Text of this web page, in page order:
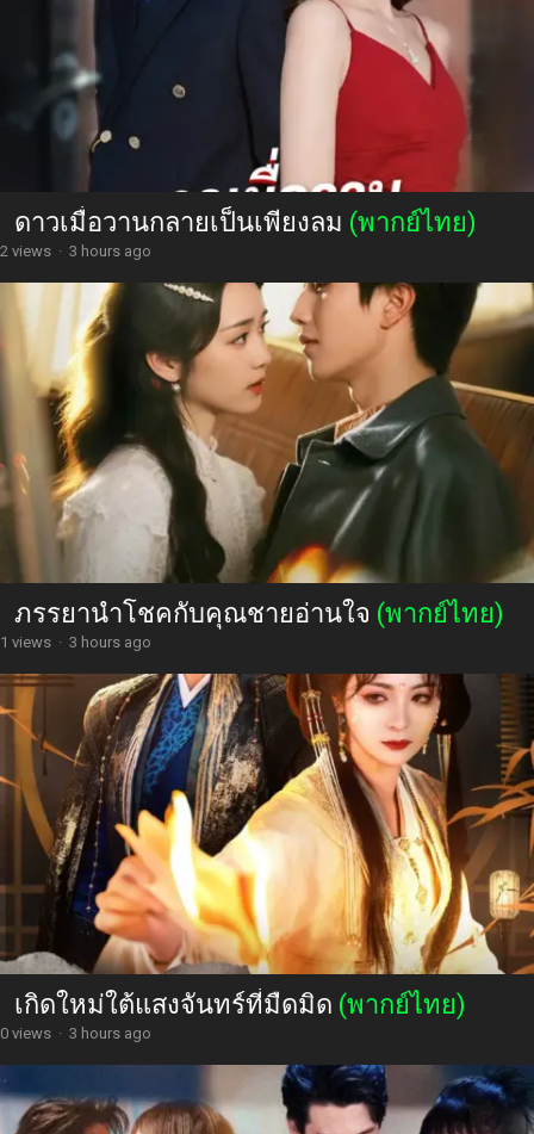
ดาวเมื่อวานกลายเป็นเพียงลม (พากย์ไทย)
2 views · 3 hours ago
ภรรยานำโชคกับคุณชายอ่านใจ (พากย์ไทย)
1 views · 3 hours ago
เกิดใหม่ใต้แสงจันทร์ที่มืดมิด (พากย์ไทย)
0 views · 3 hours ago